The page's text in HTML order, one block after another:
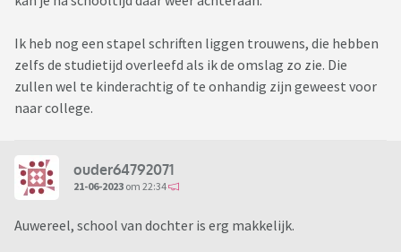
Ik heb nog een stapel schriften liggen trouwens, die hebben
zelfs de studietijd overleefd als ik de omslag zo zie. Die
zullen wel te kinderachtig of te onhandig zijn geweest voor
naar college.
ouder64792071
21-06-2023 om 22:34
Auwereel, school van dochter is erg makkelijk.